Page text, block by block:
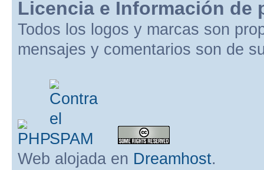
Licencia e Información de
Todos los logos y marcas son
mensajes y comentarios son de
Web alojada en Dreamhost.